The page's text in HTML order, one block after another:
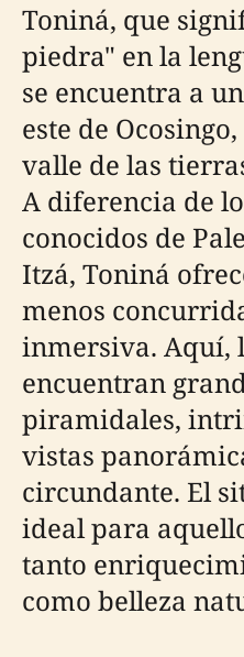
Toniná, que
piedra" en la
se encuentra a
este de
valle de las
A diferencia de
conocidos de
Itzá, Toniná
menos
inmersiva. Aquí,
encuentran
piramidales,
vistas
circundante. El
ideal para
tanto
como belleza